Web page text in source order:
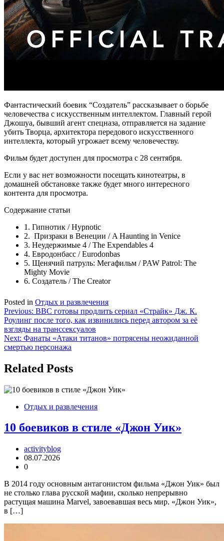
Фантастический боевик “Создатель” рассказывает о борьбе
человечества с искусственным интеллектом. Главный герой
Джошуа, бывший агент спецназа, отправляется на задание
убить Творца, архитектора передового искусственного
интеллекта, который угрожает всему человечеству.
Фильм будет доступен для просмотра с 28 сентября.
Если у вас нет возможности посещать кинотеатры, в
домашней обстановке также будет много интересного
контента для просмотра.
Содержание статьи
1. Гипнотик / Hypnotic
2. Призраки в Венеции / A Haunting in Venice
3. Неудержимые 4 / The Expendables 4
4. Евродонбасс / Eurodonbas
5. Щенячий патруль: Мегафильм / PAW Patrol: The
Mighty Movie
6. Создатель / The Creator
Posted in Отдых и развлечения
Навигация
по
записям
Previous: BBC готовы продлить сериал «Страйк» Дж. К.
Роулинг после того, как извинились перед автором за её
взгляды на транссексуалов
Next: Фанаты «Атаки титанов» потрясены неожиданной
смертью персонажа
Related Posts
Отдых и развлечения
10 боевиков в стиле «Джон Уик»
activityblog
08.07.2026
0
В 2014 году основным антагонистом фильма «Джон Уик» был
не столько глава русской мафии, сколько непрерывно
растущая машина Marvel, завоевавшая весь мир. «Джон Уик»,
в […]